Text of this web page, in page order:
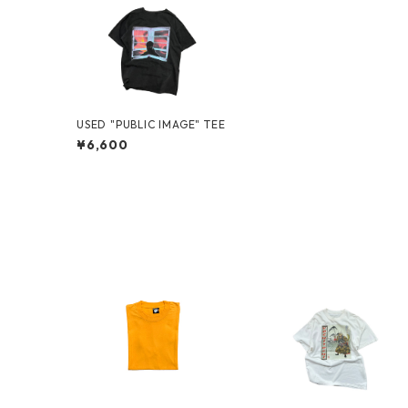
USED "PUBLIC IMAGE" TEE
¥6,600